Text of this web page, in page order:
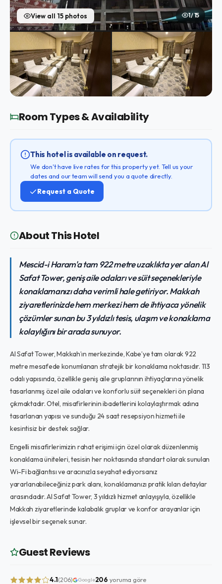
View all 15 photos 1 / 15
Room Types & Availability
This hotel is available on request.
We don't have live rates for this property yet. Tell us your
dates and our team will send you a quote directly.
Request a Quote
About This Hotel
Mescid-i Haram'a tam 922 metre uzaklıkta yer alan Al
Safat Tower, geniş aile odaları ve süit seçenekleriyle
konaklamanızı daha verimli hale getiriyor. Makkah
ziyaretlerinizde hem merkezi hem de ihtiyaca yönelik
çözümler sunan bu 3 yıldızlı tesis, ulaşım ve konaklama
kolaylığını bir arada sunuyor.
Al Safat Tower, Makkah’ın merkezinde, Kabe’ye tam olarak 922
metre mesafede konumlanan stratejik bir konaklama noktasıdır. 113
odalı yapısında, özellikle geniş aile gruplarının ihtiyaçlarına yönelik
tasarlanmış özel aile odaları ve konforlu süit seçenekleri ön plana
çıkmaktadır. Otel, misafirlerinin ibadetlerini kolaylaştırmak adına
tasarlanan yapısı ve sunduğu 24 saat resepsiyon hizmeti ile
kesintisiz bir destek sağlar.
Engelli misafirlerimizin rahat erişimi için özel olarak düzenlenmiş
konaklama üniteleri, tesisin her noktasında standart olarak sunulan
Wi-Fi bağlantısı ve aracınızla seyahat ediyorsanız
yararlanabileceğiniz park alanı, konaklamanızı pratik kılan detaylar
arasındadır. Al Safat Tower, 3 yıldızlı hizmet anlayışıyla, özellikle
Makkah ziyaretlerinde kalabalık gruplar ve konfor arayanlar için
işlevsel bir seçenek sunar.
Guest Reviews
4.1(206) Google206 yoruma göre